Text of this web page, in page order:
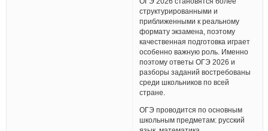
структурированными и
приближенными к реальному
формату экзамена, поэтому
качественная подготовка играет
особенно важную роль. Именно
поэтому ответы ОГЭ 2026 и
разборы заданий востребованы
среди школьников по всей
стране.
ОГЭ проводится по основным
школьным предметам: русский